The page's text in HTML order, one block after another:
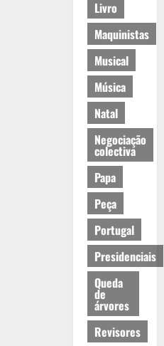
Livro
Maquinistas
Musical
Música
Natal
Negociação
colectiva
Papa
Peça
Portugal
Presidenciais
Queda
de
árvores
Revisores